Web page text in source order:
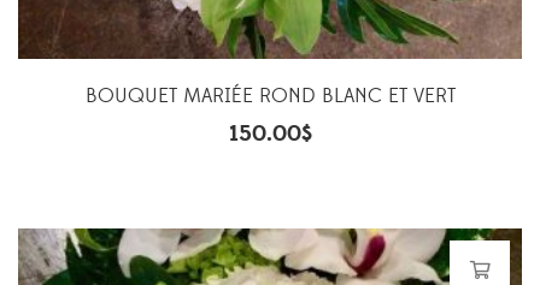
BOUQUET MARIÉE ROND BLANC ET VERT
150.00$